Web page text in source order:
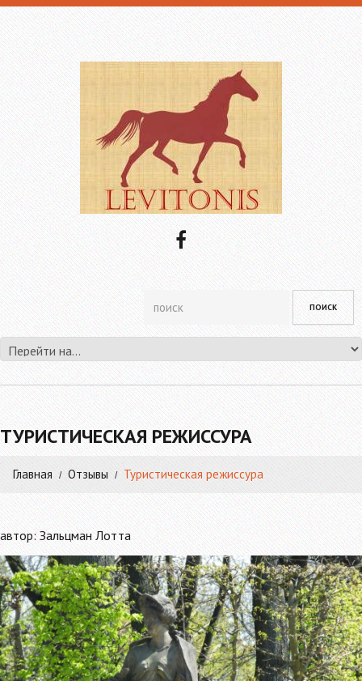
ТУРИСТИЧЕСКАЯ РЕЖИССУРА
Главная Отзывы Туристическая режиссура
автор: Зальцман Лотта